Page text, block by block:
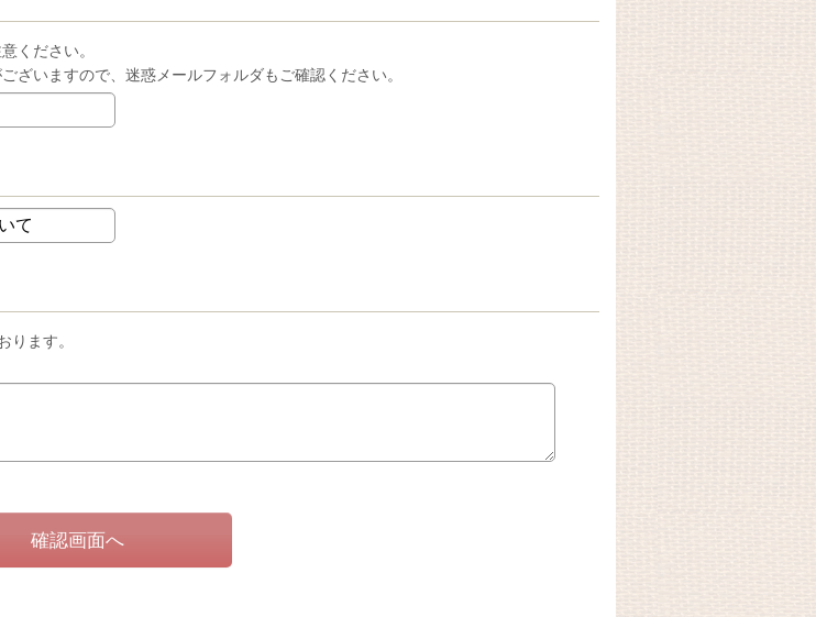
ください。
ざいますので、迷惑メールフォルダもご確認ください。
ます。
確認画面へ